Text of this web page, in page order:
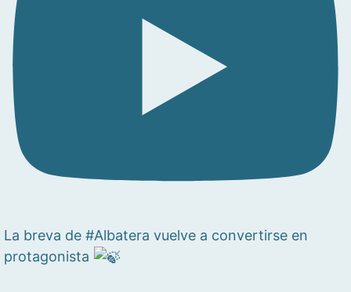
La breva de #Albatera vuelve a convertirse en
protagonista